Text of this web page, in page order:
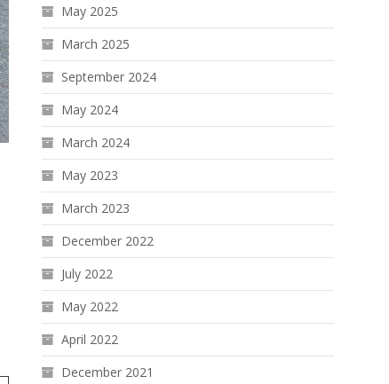
May 2025
March 2025
September 2024
May 2024
March 2024
May 2023
March 2023
December 2022
July 2022
May 2022
April 2022
December 2021